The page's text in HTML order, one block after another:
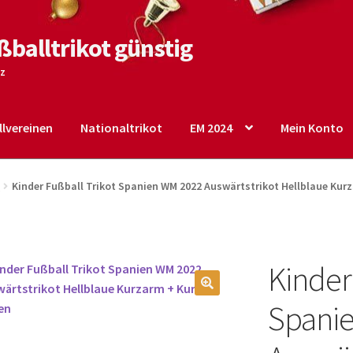
günstig
Nationaltrikot EM 2024 Mein Konto
Shop Startseite – English Warenkorb
Kinder Fußball Trikot Spanien WM 2022 Auswärtstrikot Hellblaue